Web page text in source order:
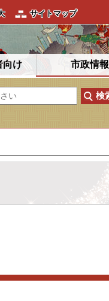
サイトマップ
向け 市政情報